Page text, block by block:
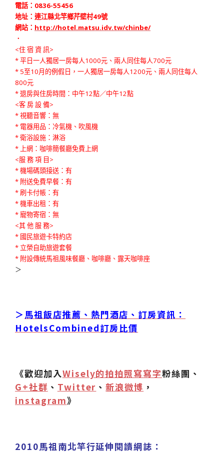
電話：0836-55456
地址：連江縣北竿鄉芹壁村49號
網站： http://hotel.matsu.idv.tw/chinbe/
．
<住 宿 資 訊>
* 平日一人獨居一房每人1000元、兩人同住每人700元
* 5至10月的例假日，一人獨居一房每人1200元、兩人同住每人
800元
* 退房與住房時間：中午12點／中午12點
<客 房 設 備>
* 視聽音響：無
* 電器用品：冷氣機、吹風機
* 衛浴設施：淋浴
* 上網：咖啡簡餐廳免費上網
<服 務 項 目>
* 機場碼頭接送：有
* 附送免費早餐：有
* 刷卡付帳：有
* 機車出租：有
* 寵物寄宿：無
<其 他 服 務>
* 國民旅遊卡特約店
* 立榮自助旅遊套餐
* 附設傳統馬祖風味餐廳、咖啡廳、露天咖啡座
＞
＞ 馬祖飯店推薦、熱門酒店、訂房資訊：
HotelsCombined訂房比價
《歡迎加入Wisely的拍拍照寫寫字粉絲團、
G+社群 、 Twitter 、新浪微博 ，
instagram》
2010馬祖南北竿行延伸閱讀網誌：